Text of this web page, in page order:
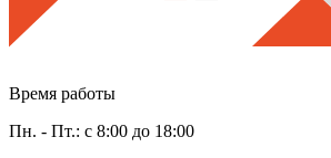
Время работы
Пн. - Пт.: с 8:00 до 18:00